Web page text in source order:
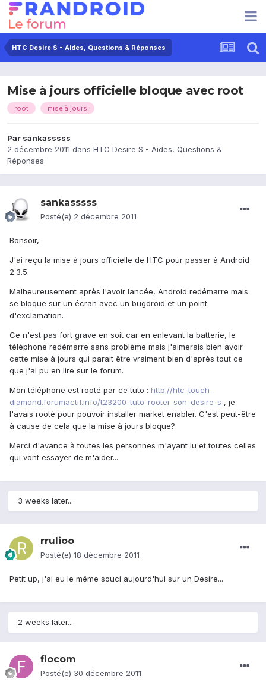
HTC Desire S - Aides, Questions & Réponses
Mise à jours officielle bloque avec root
root mise à jours
Par sankasssss
2 décembre 2011 dans HTC Desire S - Aides, Questions &
Réponses
sankasssss
Posté(e) 2 décembre 2011
Bonsoir,
J'ai reçu la mise à jours officielle de HTC pour passer à Android
2.3.5.
Malheureusement après l'avoir lancée, Android redémarre mais
se bloque sur un écran avec un bugdroid et un point
d'exclamation.
Ce n'est pas fort grave en soit car en enlevant la batterie, le
téléphone redémarre sans problème mais j'aimerais bien avoir
cette mise à jours qui parait être vraiment bien d'après tout ce
que j'ai pu en lire sur le forum.
Mon téléphone est rooté par ce tuto : http://htc-touch-
diamond.forumactif.info/t23200-tuto-rooter-son-desire-s , je
l'avais rooté pour pouvoir installer market enabler. C'est peut-être
à cause de cela que la mise à jours bloque?
Merci d'avance à toutes les personnes m'ayant lu et toutes celles
qui vont essayer de m'aider...
3 weeks later...
rrulioo
Posté(e) 18 décembre 2011
Petit up, j'ai eu le même souci aujourd'hui sur un Desire...
2 weeks later...
flocom
Posté(e) 30 décembre 2011